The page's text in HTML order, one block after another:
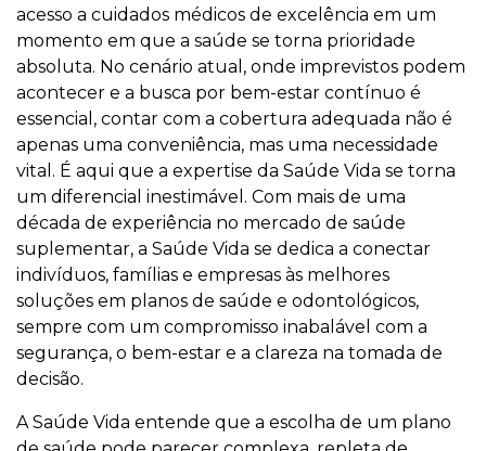
acesso a cuidados médicos de excelência em um
momento em que a saúde se torna prioridade
absoluta. No cenário atual, onde imprevistos podem
acontecer e a busca por bem-estar contínuo é
essencial, contar com a cobertura adequada não é
apenas uma conveniência, mas uma necessidade
vital. É aqui que a expertise da Saúde Vida se torna
um diferencial inestimável. Com mais de uma
década de experiência no mercado de saúde
suplementar, a Saúde Vida se dedica a conectar
indivíduos, famílias e empresas às melhores
soluções em planos de saúde e odontológicos,
sempre com um compromisso inabalável com a
segurança, o bem-estar e a clareza na tomada de
decisão.
A Saúde Vida entende que a escolha de um plano